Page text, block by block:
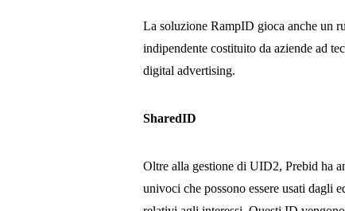
La soluzione RampID gioca anche un
indipendente costituito da aziende ad
digital advertising.
SharedID
Oltre alla gestione di UID2, Prebid ha
univoci che possono essere usati dagli